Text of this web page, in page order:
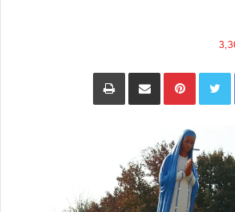
Pinterestمشاركة عبر البريد طباعة